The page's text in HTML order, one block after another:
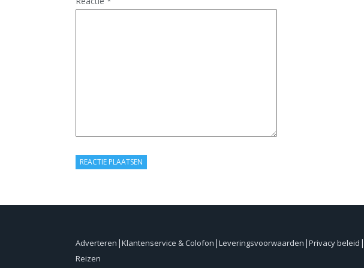
Adverteren Klantenservice & Colofon Leveringsvoorwaarden Privacy beleid
Reizen